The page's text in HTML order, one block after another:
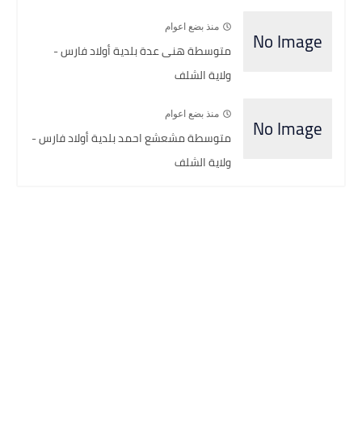
منذ بضع اعوام
متوسطة هنى عدة بلدية أولاد فارس -
ولاية الشلف
منذ بضع اعوام
متوسطة مشعشع احمد بلدية أولاد فارس -
ولاية الشلف